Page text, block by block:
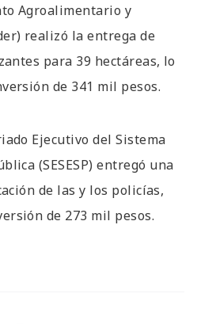
Agroalimentario y
realizó la entrega de
para 39 hectáreas, lo
de 341 mil pesos.
Ejecutivo del Sistema
(SESESP) entregó una
de las y los policías,
de 273 mil pesos.